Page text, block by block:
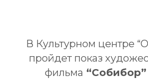
В Культурном центре
пройдет показ
фильма “Собибор”